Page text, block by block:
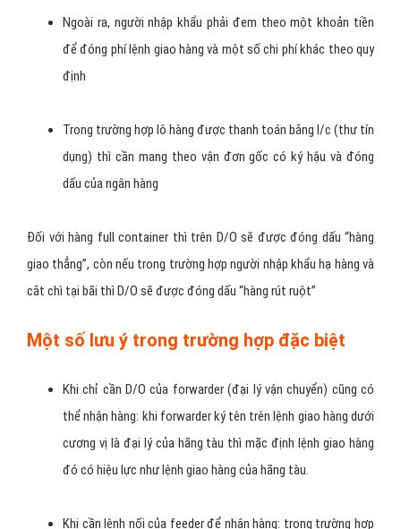
Ngoài ra, người nhập khẩu phải đem theo một khoản tiền
để đóng phí lệnh giao hàng và một số chi phí khác theo quy
định
Trong trường hợp lô hàng được thanh toán bằng l/c (thư tín
dụng) thì cần mang theo vận đơn gốc có ký hậu và đóng
dấu của ngân hàng
Đối với hàng full container thì trên D/O sẽ được đóng dấu “hàng
giao thẳng”, còn nếu trong trường hợp người nhập khẩu hạ hàng và
cắt chì tại bãi thì D/O sẽ được đóng dấu “hàng rút ruột”
Một số lưu ý trong trường hợp đặc biệt
Khi chỉ cần D/O của forwarder (đại lý vận chuyển) cũng có
thể nhận hàng: khi forwarder ký tên trên lệnh giao hàng dưới
cương vị là đại lý của hãng tàu thì mặc định lệnh giao hàng
đó có hiệu lực như lệnh giao hàng của hãng tàu.
Khi cần lệnh nối của feeder để nhận hàng: trong trường hợp